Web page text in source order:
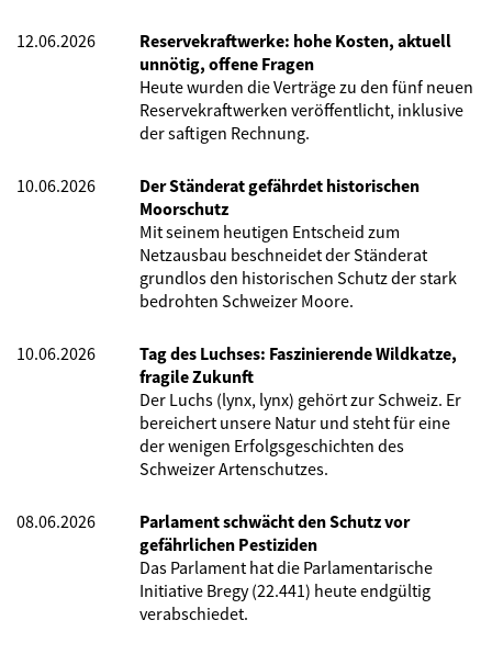
12.06.2026
Reservekraftwerke: hohe Kosten, aktuell
unnötig, offene Fragen
Heute wurden die Verträge zu den fünf neuen
Reservekraftwerken veröffentlicht, inklusive
der saftigen Rechnung.
10.06.2026
Der Ständerat gefährdet historischen
Moorschutz
Mit seinem heutigen Entscheid zum
Netzausbau beschneidet der Ständerat
grundlos den historischen Schutz der stark
bedrohten Schweizer Moore.
10.06.2026
Tag des Luchses: Faszinierende Wildkatze,
fragile Zukunft
Der Luchs (lynx, lynx) gehört zur Schweiz. Er
bereichert unsere Natur und steht für eine
der wenigen Erfolgsgeschichten des
Schweizer Artenschutzes.
08.06.2026
Parlament schwächt den Schutz vor
gefährlichen Pestiziden
Das Parlament hat die Parlamentarische
Initiative Bregy (22.441) heute endgültig
verabschiedet.